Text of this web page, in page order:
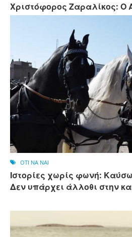
Χριστόφορος Ζαραλίκος: Ο
OTI NA NAI
Ιστορίες χωρίς φωνή:
Δεν υπάρχει άλλοθι στην